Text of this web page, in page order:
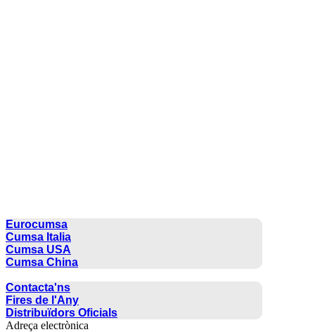
Eurocumsa
Cumsa Italia
Cumsa USA
Cumsa China
Contacta'ns
Fires de l'Any
Distribuïdors Oficials
Adreça electrònica